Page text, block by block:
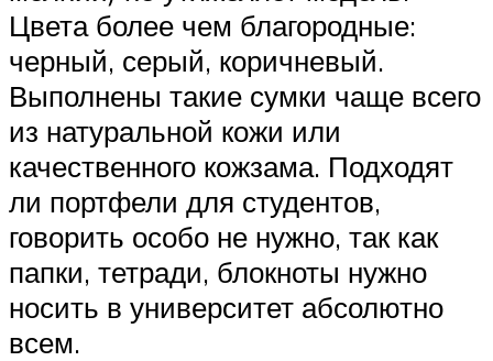
Цвета более чем благородные:
черный, серый, коричневый.
Выполнены такие сумки чаще всего
из натуральной кожи или
качественного кожзама. Подходят
ли портфели для студентов,
говорить особо не нужно, так как
папки, тетради, блокноты нужно
носить в университет абсолютно
всем.